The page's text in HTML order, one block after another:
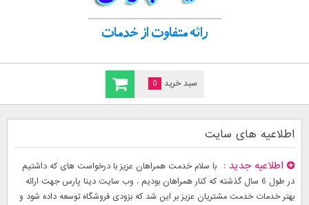
سبد خرید 0
اطلاعیه های سایت
اطلاعیه جدید
با سلام خدمت همراهان عزیز با درخواست های که داشتیم
در طول 6 سال گذشته که کنار همراهان بودیم . وب سایت دینا پارس جهت ارائه
بهتر خدمات خدمت مشتریان عزیز بر این شد که بزودی فروشگاه توسعه داده شود و